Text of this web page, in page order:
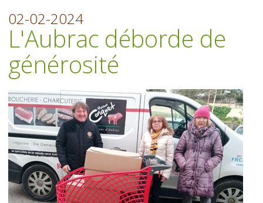
02-02-2024
L'Aubrac déborde de
générosité